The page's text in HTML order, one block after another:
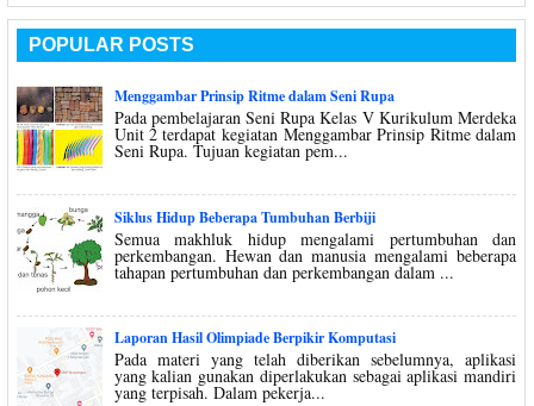
POPULAR POSTS
Menggambar Prinsip Ritme dalam Seni Rupa
Pada pembelajaran Seni Rupa Kelas V Kurikulum Merdeka
Unit 2 terdapat kegiatan Menggambar Prinsip Ritme dalam
Seni Rupa. Tujuan kegiatan pem...
Siklus Hidup Beberapa Tumbuhan Berbiji
Semua makhluk hidup mengalami pertumbuhan dan
perkembangan. Hewan dan manusia mengalami beberapa
tahapan pertumbuhan dan perkembangan dalam ...
Laporan Hasil Olimpiade Berpikir Komputasi
Pada materi yang telah diberikan sebelumnya, aplikasi
yang kalian gunakan diperlakukan sebagai aplikasi mandiri
yang terpisah. Dalam pekerja...